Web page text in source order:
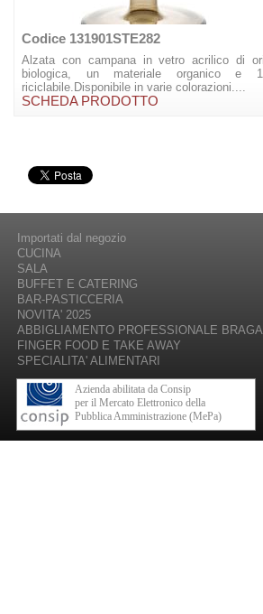
Codice 131901STE282
Alzata con campana in vetro acrilico di
biologica, un materiale organico e
riciclabile.Disponibile in varie colorazioni....
SCHEDA PRODOTTO
Importati dal negozio
CUCINA
SALA
BUFFET E CATERING
BAR-PASTICCERIA
NOVITA' 2025
ABBIGLIAMENTO PROFESSIONALE
FINGER FOOD E TAKE AWAY
SPECIALITA' ALIMENTARI
Azienda abilitata da Consip
per il Mercato Elettronico della
Pubblica Amministrazione (MePa)